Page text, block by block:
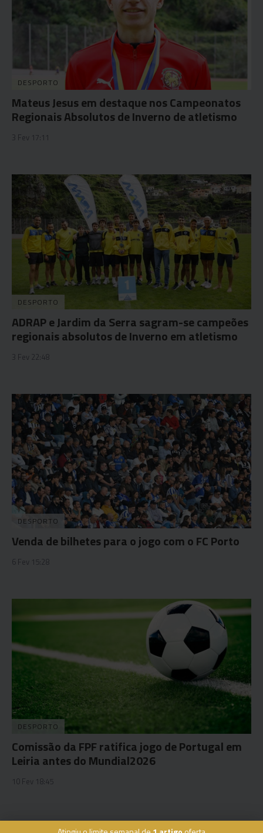
DESPORTO
Mateus Jesus em destaque nos Campeonatos
Regionais Absolutos de Inverno de atletismo
3 Fev 17:11
DESPORTO
ADRAP e Jardim da Serra sagram-se campeões
regionais absolutos de Inverno em atletismo
3 Fev 22:48
DESPORTO
Venda de bilhetes para o jogo com o FC Porto
6 Fev 15:28
DESPORTO
Comissão da FPF ratifica jogo de Portugal em
Leiria antes do Mundial2026
10 Fev 18:45